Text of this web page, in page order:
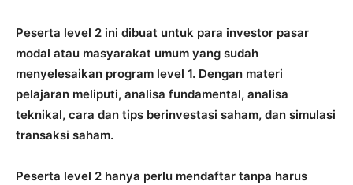
Peserta level 2 ini dibuat untuk para investor pasar
modal atau masyarakat umum yang sudah
menyelesaikan program level 1. Dengan materi
pelajaran meliputi, analisa fundamental, analisa
teknikal, cara dan tips berinvestasi saham, dan simulasi
transaksi saham.
Peserta level 2 hanya perlu mendaftar tanpa harus